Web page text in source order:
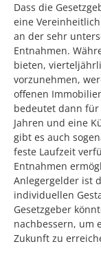
Dass die
eine
an der sehr
Entnahmen.
bieten,
vorzunehmen,
offenen
bedeutet dann
Jahren und eine
gibt es auch
feste Laufzeit
Entnahmen
Anlegergelder ist
individuellen
Gesetzgeber
nachbessern, um
Zukunft zu